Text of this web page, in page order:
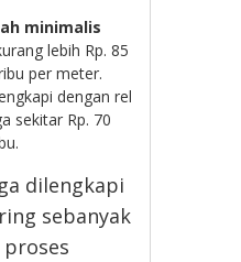
minimalis
lebih Rp. 85
per meter.
dengan rel
sekitar Rp. 70
dilengkapi
sebanyak